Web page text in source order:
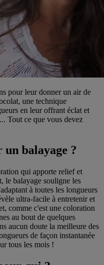
pour leur donner un air de
une technique
en leur offrant éclat et
Tout ce que vous devez
balayage ?
qui apporte relief et
le balayage souligne les
à toutes les longueurs
ultra-facile à entretenir et
comme c'est une coloration
au bout de quelques
aucun doute la meilleure des
de façon instantanée
tous les mois !